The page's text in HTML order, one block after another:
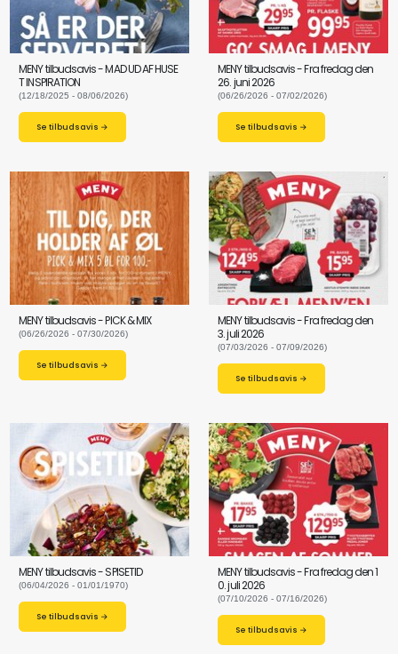
MENY tilbudsavis - MAD UD AF HUSE
T INSPIRATION
(12/18/2025 - 08/06/2026)
Se tilbudsavis →
MENY tilbudsavis - Fra fredag den
26. juni 2026
(06/26/2026 - 07/02/2026)
Se tilbudsavis →
MENY tilbudsavis - PICK & MIX
(06/26/2026 - 07/30/2026)
Se tilbudsavis →
MENY tilbudsavis - Fra fredag den
3. juli 2026
(07/03/2026 - 07/09/2026)
Se tilbudsavis →
MENY tilbudsavis - SPISETID
(06/04/2026 - 01/01/1970)
Se tilbudsavis →
MENY tilbudsavis - Fra fredag den 1
0. juli 2026
(07/10/2026 - 07/16/2026)
Se tilbudsavis →